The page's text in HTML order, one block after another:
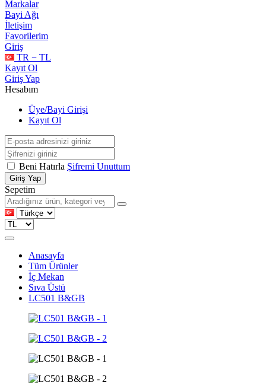
Markalar
Bayi Ağı
İletişim
Favorilerim
Giriş
TR − TL
Kayıt Ol
Giriş Yap
Hesabım
Üye/Bayi Girişi
Kayıt Ol
Beni Hatırla Şifremi Unuttum
Giriş Yap
Sepetim
Anasayfa
Tüm Ürünler
İç Mekan
Sıva Üstü
LC501 B&GB